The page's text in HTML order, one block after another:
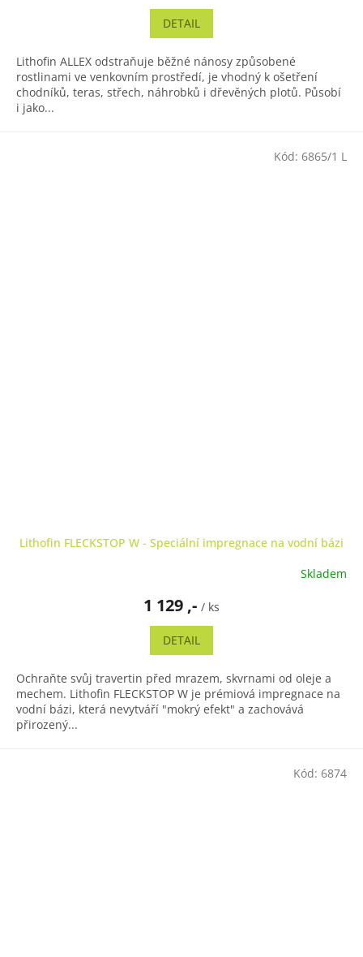
DETAIL
Lithofin ALLEX odstraňuje běžné nánosy způsobené
rostlinami ve venkovním prostředí, je vhodný k ošetření
chodníků, teras, střech, náhrobků i dřevěných plotů. Působí
i jako...
Lithofin FLECKSTOP W - Speciální impregnace na vodní bázi
Skladem
1 129 ,- / ks
DETAIL
Ochraňte svůj travertin před mrazem, skvrnami od oleje a
mechem. Lithofin FLECKSTOP W je prémiová impregnace na
vodní bázi, která nevytváří "mokrý efekt" a zachovává
přirozený...
Kód: 6865/1 L
Kód: 6874